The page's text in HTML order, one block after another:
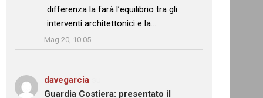
differenza la farà l’equilibrio tra gli
interventi architettonici e la…
Mag 20, 10:05
davegarcia
Guardia Costiera: presentato il